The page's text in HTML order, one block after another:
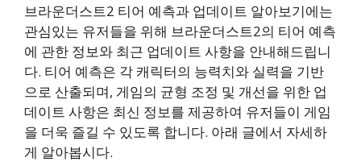
브라운더스트2 티어 예측과 업데이트 알아보기에는
관심있는 유저들을 위해 브라운더스트2의 티어 예측
에 관한 정보와 최근 업데이트 사항을 안내해드립니
다. 티어 예측은 각 캐릭터의 능력치와 실력을 기반
으로 산출되며, 게임의 균형 조정 및 개선을 위한 업
데이트 사항은 최신 정보를 제공하여 유저들이 게임
을 더욱 즐길 수 있도록 합니다. 아래 글에서 자세하
게 알아봅시다.